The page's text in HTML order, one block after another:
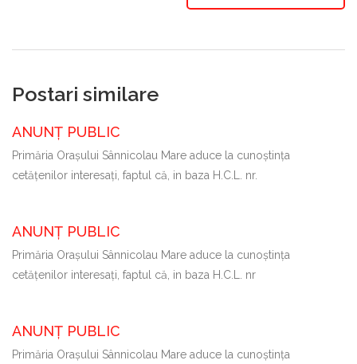
Postari similare
ANUNȚ PUBLIC
Primăria Oraşului Sânnicolau Mare aduce la cunoştinţa
cetăţenilor interesaţi, faptul că, in baza H.C.L. nr.
ANUNȚ PUBLIC
Primăria Oraşului Sânnicolau Mare aduce la cunoştinţa
cetăţenilor interesaţi, faptul că, in baza H.C.L. nr
ANUNȚ PUBLIC
Primăria Oraşului Sânnicolau Mare aduce la cunoştinţa